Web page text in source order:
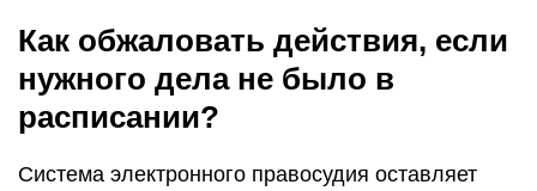
Как обжаловать действия, если
нужного дела не было в
расписании?
Система электронного правосудия оставляет